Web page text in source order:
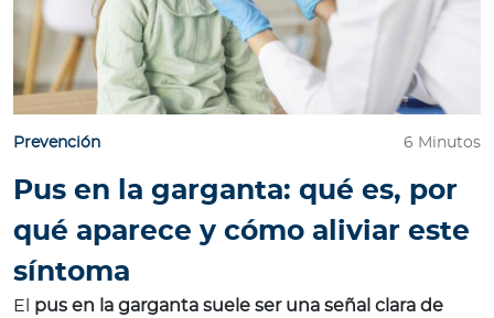
Prevención 6 Minutos
Pus en la garganta: qué es, por
qué aparece y cómo aliviar este
síntoma
El pus en la garganta suele ser una señal clara de